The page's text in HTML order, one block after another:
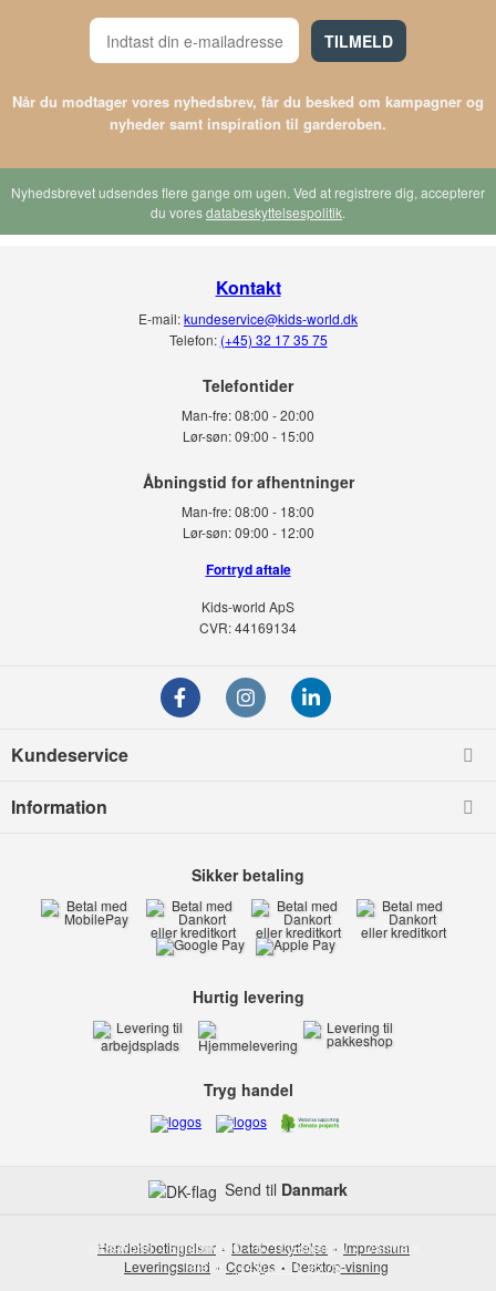
TILMELD
Når du modtager vores nyhedsbrev, får du besked om kampagner og
nyheder samt inspiration til garderoben.
Nyhedsbrevet udsendes flere gange om ugen. Ved at registrere dig, accepterer
du voresdatabeskyttelsespolitik.
Kontakt
E-mail:kundeservice@kids-world.dk
Telefon: (+45) 32 17 35 75
Telefontider
Man-fre:08:00 - 20:00
Lør-søn: 09:00 - 15:00
Man-fre:08:00 - 18:00
Lør-søn:09:00 - 12:00
Fortryd aftale
Kids-world ApS
CVR: 44169134
Kundeservice
Information
Send til Danmark
Sikker betaling
Hurtig levering
Tryg handel
Handelsbetingelser Databeskyttelse
Impressum
Leveringsland
Cookies Desktop-visning
Kids-world Smedevej 6 6710 Esbjerg V
Danmark
Telefon:(+45) 32 17 35 75